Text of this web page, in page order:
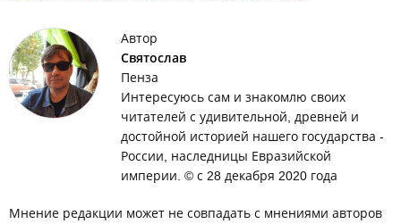
Автор
Святослав
Пенза
Интересуюсь сам и знакомлю своих
читателей с удивительной, древней и
достойной историей нашего государства -
России, наследницы Евразийской
империи. © с 28 декабря 2020 года
Мнение редакции может не совпадать с мнениями авторов